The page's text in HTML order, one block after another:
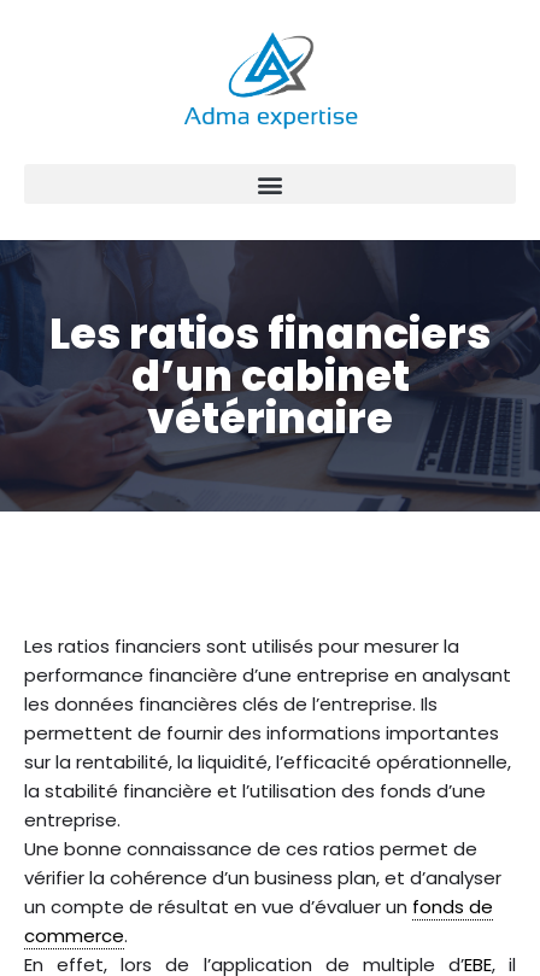
Les ratios financiers
d’un cabinet
vétérinaire
Les ratios financiers sont utilisés pour mesurer la
performance financière d’une entreprise en analysant
les données financières clés de l’entreprise. Ils
permettent de fournir des informations importantes
sur la rentabilité, la liquidité, l’efficacité opérationnelle,
la stabilité financière et l’utilisation des fonds d’une
entreprise.
Une bonne connaissance de ces ratios permet de
vérifier la cohérence d’un business plan, et d’analyser
un compte de résultat en vue d’évaluer un fonds de
commerce.
En effet, lors de l’application de multiple d’EBE, il